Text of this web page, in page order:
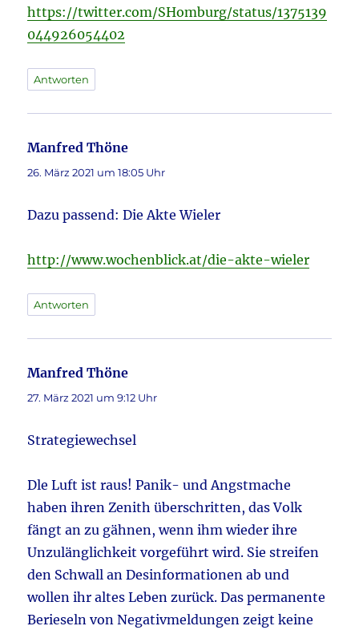
https://twitter.com/SHomburg/status/1375139
044926054402
Antworten
Manfred Thöne
26. März 2021 um 18:05 Uhr
Dazu passend: Die Akte Wieler
http://www.wochenblick.at/die-akte-wieler
Antworten
Manfred Thöne
27. März 2021 um 9:12 Uhr
Strategiewechsel
Dle Luft ist raus! Panik- und Angstmache
haben ihren Zenith überschritten, das Volk
fängt an zu gähnen, wenn ihm wieder ihre
Unzulänglichkeit vorgeführt wird. Sie streifen
den Schwall an Desinformationen ab und
wollen ihr altes Leben zurück. Das permanente
Berieseln von Negativmeldungen zeigt keine